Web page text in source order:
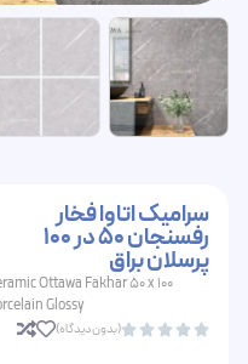
سرامیک اتاوا فخار
رفسنجان 50 در 100
پرسلان براق
Ceramic Ottawa Fakhar 50 x 100
Porcelain Glossy



 (بدون دیدگاه)